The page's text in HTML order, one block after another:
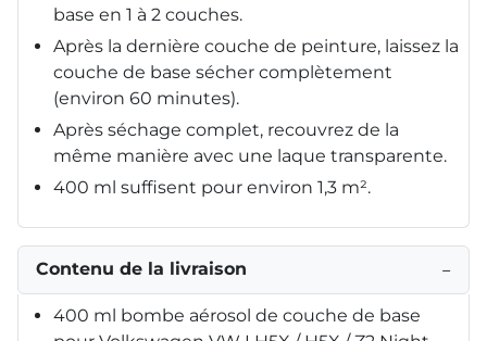
base en 1 à 2 couches.
Après la dernière couche de peinture, laissez la
couche de base sécher complètement
(environ 60 minutes).
Après séchage complet, recouvrez de la
même manière avec une laque transparente.
400 ml suffisent pour environ 1,3 m².
Contenu de la livraison −
400 ml bombe aérosol de couche de base